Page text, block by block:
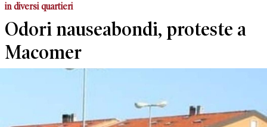
in diversi quartieri
Odori nauseabondi, proteste a
Macomer